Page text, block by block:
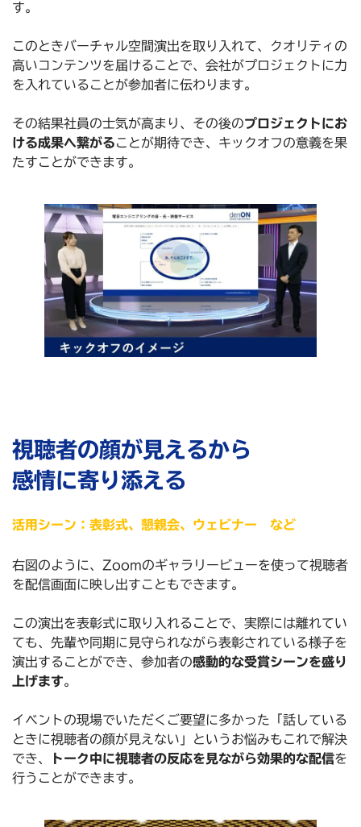
す。
このときバーチャル空間演出を取り入れて、クオリティの
高いコンテンツを届けることで、会社がプロジェクトに力
を入れていることが参加者に伝わります。
その結果社員の士気が高まり、その後のプロジェクトにお
ける成果へ繋がることが期待でき、キックオフの意義を果
たすことができます。
視聴者の顔が見えるから
感情に寄り添える
活用シーン：表彰式、懇親会、ウェビナー など
右図のように、Zoomのギャラリービューを使って視聴者
を配信画面に映し出すこともできます。
この演出を表彰式に取り入れることで、実際には離れてい
ても、先輩や同期に見守られながら表彰されている様子を
演出することができ、参加者の感動的な受賞シーンを盛り
上げます。
イベントの現場でいただくご要望に多かった「話している
ときに視聴者の顔が見えない」というお悩みもこれで解決
でき、
トーク中に視聴者の反応を見ながら効果的な配信を
行うことができます。